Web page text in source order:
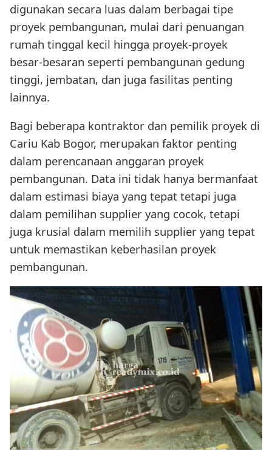
digunakan secara luas dalam berbagai tipe
proyek pembangunan, mulai dari penuangan
rumah tinggal kecil hingga proyek-proyek
besar-besaran seperti pembangunan gedung
tinggi, jembatan, dan juga fasilitas penting
lainnya.
Bagi beberapa kontraktor dan pemilik proyek di
Cariu Kab Bogor, merupakan faktor penting
dalam perencanaan anggaran proyek
pembangunan. Data ini tidak hanya bermanfaat
dalam estimasi biaya yang tepat tetapi juga
dalam pemilihan supplier yang cocok, tetapi
juga krusial dalam memilih supplier yang tepat
untuk memastikan keberhasilan proyek
pembangunan.